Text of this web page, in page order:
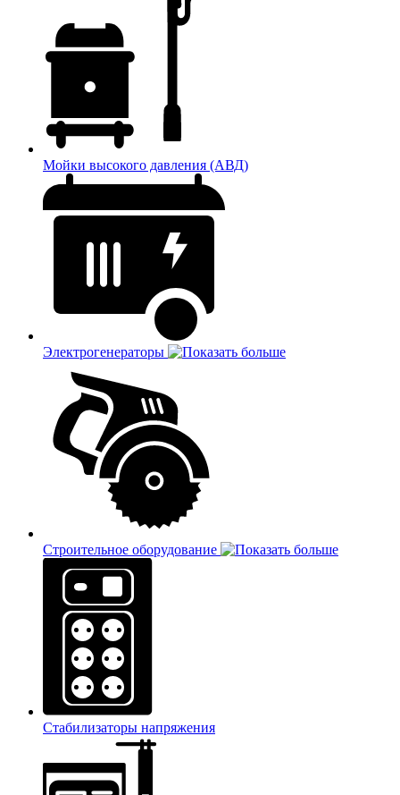
Мойки высокого давления (АВД)
Электрогенераторы
Строительное оборудование
Стабилизаторы напряжения